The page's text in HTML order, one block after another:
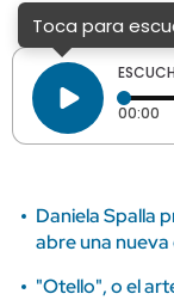
Toca para
00:00
Daniela Spalla
abre una
"Otello", o el